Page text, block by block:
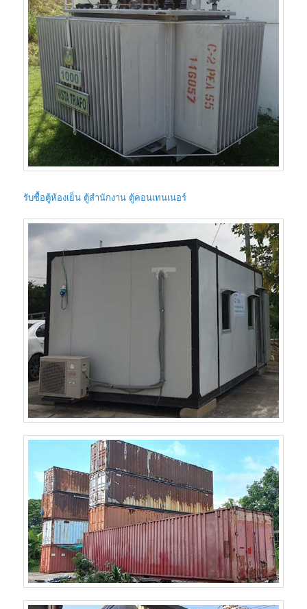
รับซื้อตู้ห้องเย็น ตู้สำนักงาน ตู้คอนเทนเนอร์